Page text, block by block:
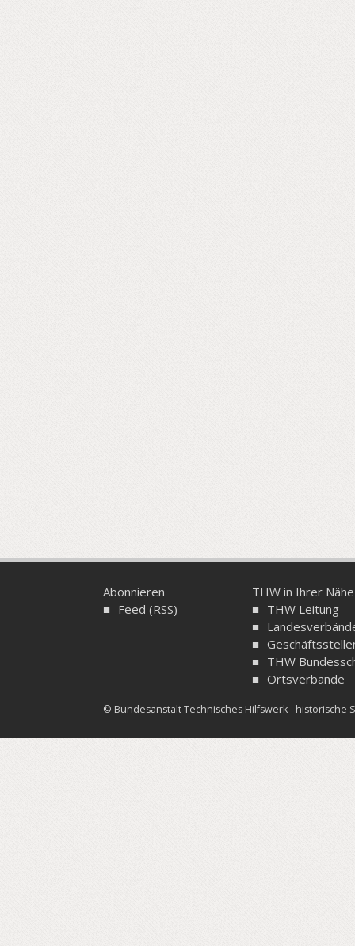
Abonnieren
Feed (RSS)
THW in Ihrer Nähe
THW Leitung
THW
Ortsverbände
© Bundesanstalt Technisches Hilfswerk - historische